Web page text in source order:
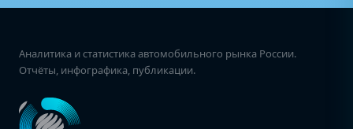
Аналитика и статистика автомобильного рынка России.
Отчёты, инфографика, публикации.